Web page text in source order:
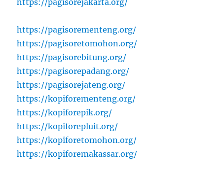
https://pagisorejakarta.org/
https://pagisorementeng.org/
https://pagisoretomohon.org/
https://pagisorebitung.org/
https://pagisorepadang.org/
https://pagisorejateng.org/
https://kopiforementeng.org/
https://kopiforepik.org/
https://kopiforepluit.org/
https://kopiforetomohon.org/
https://kopiforemakassar.org/